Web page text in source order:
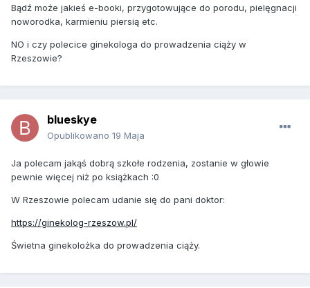
Bądź może jakieś e-booki, przygotowujące do porodu, pielęgnacji
noworodka, karmieniu piersią etc.
NO i czy polecice ginekologa do prowadzenia ciąży w
Rzeszowie?
blueskye
Opublikowano 19 Maja
Ja polecam jakąś dobrą szkołe rodzenia, zostanie w głowie
pewnie więcej niż po książkach :0
W Rzeszowie polecam udanie się do pani doktor:
https://ginekolog-rzeszow.pl/
Świetna ginekolożka do prowadzenia ciąży.